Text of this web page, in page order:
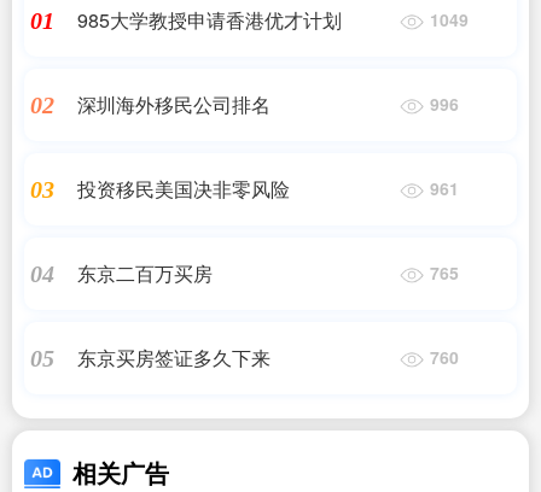
01 985大学教授申请香港优才计划 1049
02 深圳海外移民公司排名 996
03 投资移民美国决非零风险 961
04 东京二百万买房 765
05 东京买房签证多久下来 760
相关广告